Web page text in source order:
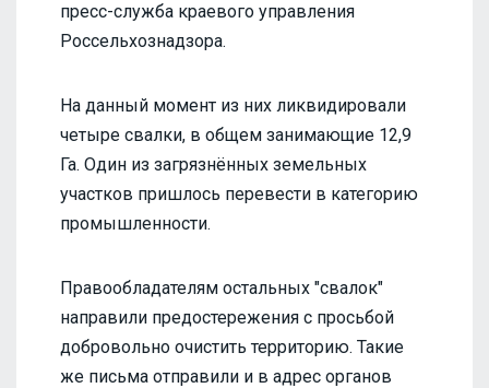
пресс-служба краевого управления
Россельхознадзора.
На данный момент из них ликвидировали
четыре свалки, в общем занимающие 12,9
Га. Один из загрязнённых земельных
участков пришлось перевести в категорию
промышленности.
Правообладателям остальных "свалок"
направили предостережения с просьбой
добровольно очистить территорию. Такие
же письма отправили и в адрес органов